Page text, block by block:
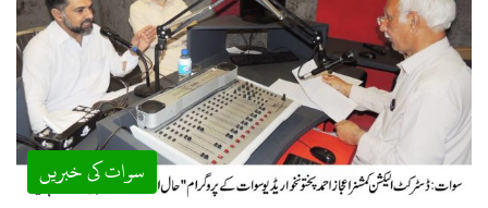
سوات کی خبریں